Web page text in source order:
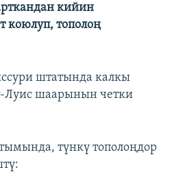
кийин
коюлуп, тополоң
штатында калкы
Луис шаарынын четки
түнкү тополоңдор